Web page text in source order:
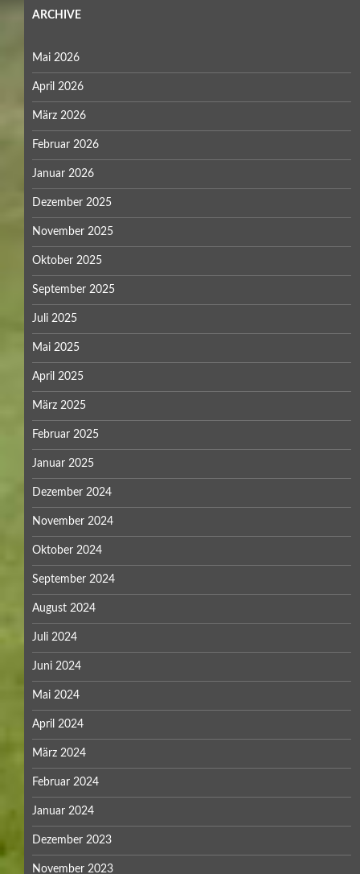
ARCHIVE
Mai 2026
April 2026
März 2026
Februar 2026
Januar 2026
Dezember 2025
November 2025
Oktober 2025
September 2025
Juli 2025
Mai 2025
April 2025
März 2025
Februar 2025
Januar 2025
Dezember 2024
November 2024
Oktober 2024
September 2024
August 2024
Juli 2024
Juni 2024
Mai 2024
April 2024
März 2024
Februar 2024
Januar 2024
Dezember 2023
November 2023